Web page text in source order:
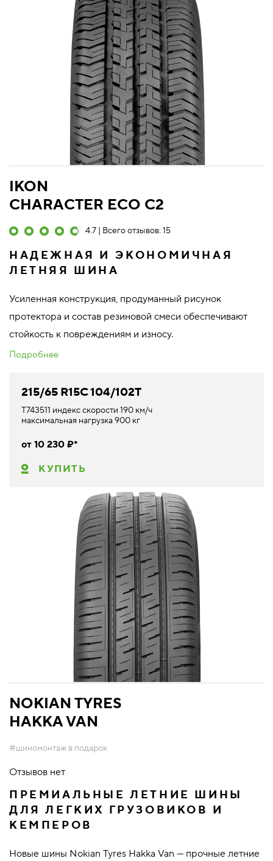
IKON
CHARACTER ECO C2
4.7 | Всего отзывов: 15
НАДЕЖНАЯ И ЭКОНОМИЧНАЯ
ЛЕТНЯЯ ШИНА
Усиленная конструкция, продуманный рисунок
протектора и состав резиновой смеси обеспечивают
стойкость к повреждениям и износу.
Подробнее
215/65 R15C 104/102T
T743511 индекс скорости 190 км/ч
максимальная нагрузка 900 кг
от 10 230 ₽*
КУПИТЬ
NOKIAN TYRES
HAKKA VAN
#шиномонтаж в подарок
Отзывов нет
ПРЕМИАЛЬНЫЕ ЛЕТНИЕ ШИНЫ
ДЛЯ ЛЕГКИХ ГРУЗОВИКОВ И
КЕМПЕРОВ
Новые шины Nokian Tyres Hakka Van — прочные летние